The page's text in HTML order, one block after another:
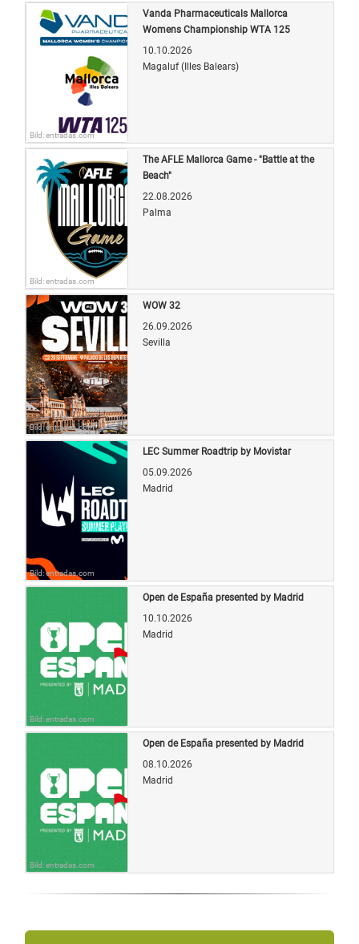
Bild: entradas.com
Vanda Pharmaceuticals Mallorca
Womens Championship WTA 125
10.10.2026
Magaluf (Illes Balears)
Bild: entradas.com
The AFLE Mallorca Game - "Battle at the
Beach"
22.08.2026
Palma
Bild: entradas.com
WOW 32
26.09.2026
Sevilla
Bild: entradas.com
LEC Summer Roadtrip by Movistar
05.09.2026
Madrid
Bild: entradas.com
Open de España presented by Madrid
10.10.2026
Madrid
Bild: entradas.com
Open de España presented by Madrid
08.10.2026
Madrid